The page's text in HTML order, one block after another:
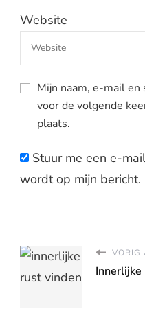
Website
Mijn naam, e-mail
voor de volgende
plaats.
Stuur me een e-
wordt op mijn bericht.
VORIG
Innerlijke